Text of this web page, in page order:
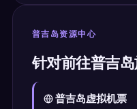
普吉岛资源中心
针对前往普吉
普吉岛虚拟机票